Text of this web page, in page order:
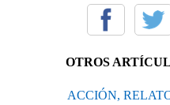
OTROS
ACCIÓN,